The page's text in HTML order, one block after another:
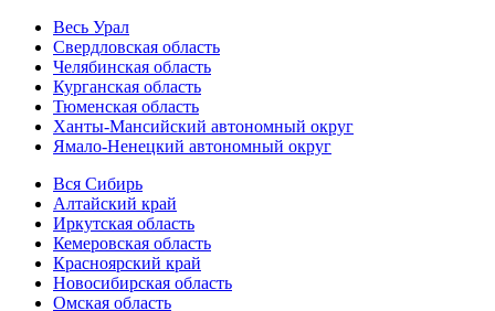
Весь Урал
Свердловская область
Челябинская область
Курганская область
Тюменская область
Ханты-Мансийский автономный округ
Ямало-Ненецкий автономный округ
Вся Сибирь
Алтайский край
Иркутская область
Кемеровская область
Красноярский край
Новосибирская область
Омская область